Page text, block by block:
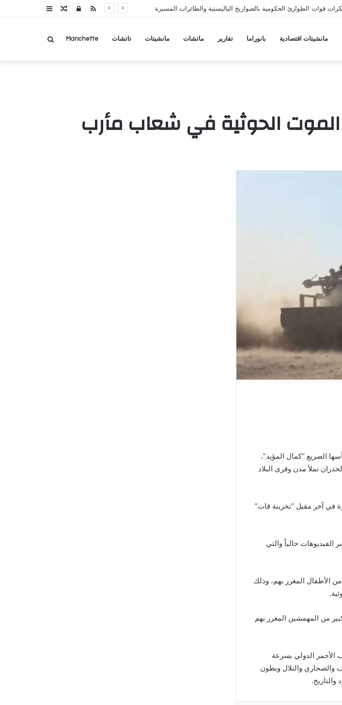
قوات الطوارئ الحكومية بالصواريخ الباليستية والطائرات المسيرة عمودمقالتسجيلRSS
مانشيتات اقتصادية بانوراما تقارير ماتشات مانشيتات تاتشات Manchette بحث
الحوثية في شعاب مأرب
الصريع “كمال المؤيد”،
تملأ مدن وقرى البلاد
كما في الصورة في آخر مقيل “تخزينة قات”
عن نشر الفيديوهات حالياً والتي
الأطفال المغرر بهم، وذلك
من المهمشين المغرر بهم
الأحمر الدولي بسرعة
والتلال وبطون